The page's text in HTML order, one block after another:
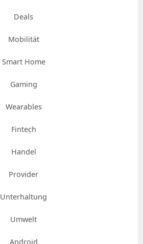
Deals
Mobilität
Smart Home
Gaming
Wearables
Fintech
Handel
Provider
Unterhaltung
Umwelt
Android